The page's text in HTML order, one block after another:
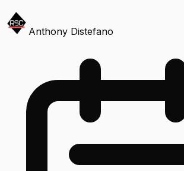
Anthony Distefano